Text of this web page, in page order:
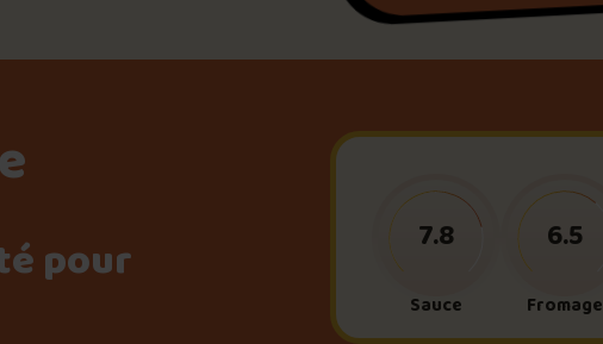
Le palmarès d’Olivier Primeau
Foire aux questions
pour
Sauce
7.8
Fromage
6.5